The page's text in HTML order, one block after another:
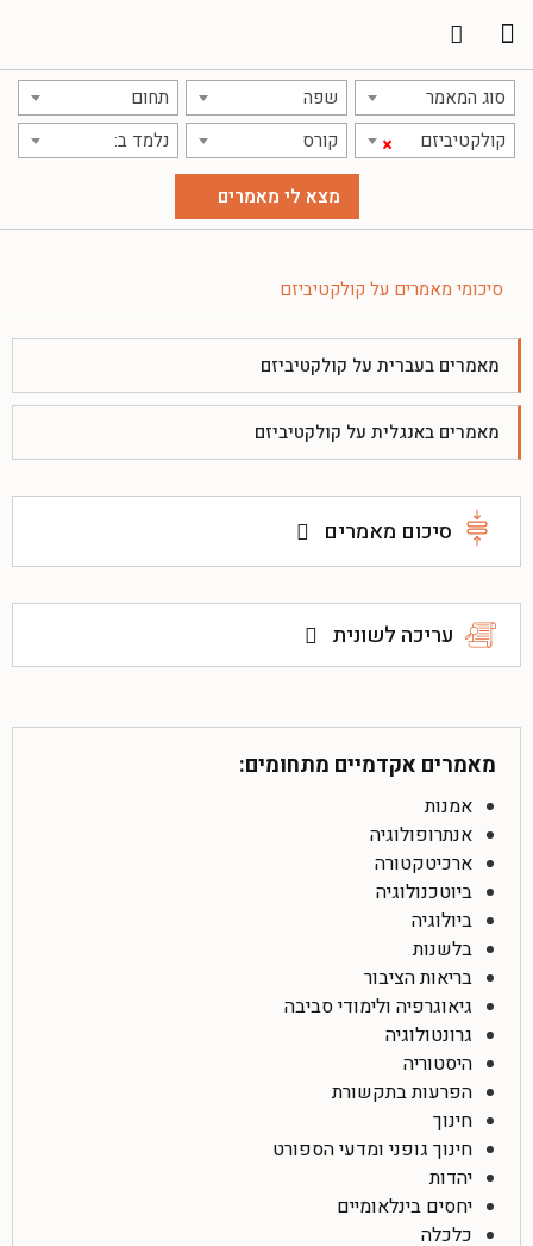
סוג המאמר שפה תחום
× קולקטיביזם קורס נלמד ב:
סיכומי מאמרים על קולקטיביזם
מאמרים בעברית על קולקטיביזם
מאמרים באנגלית על קולקטיביזם
סיכום מאמרים
עריכה לשונית
מאמרים אקדמיים מתחומים:
אמנות
אנתרופולוגיה
ארכיטקטורה
ביוטכנולוגיה
ביולוגיה
בלשנות
בריאות הציבור
גיאוגרפיה ולימודי סביבה
גרונטולוגיה
היסטוריה
הפרעות בתקשורת
חינוך
חינוך גופני ומדעי הספורט
יהדות
יחסים בינלאומיים
כלכלה